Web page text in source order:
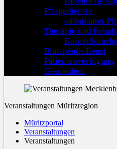
Pflegedienste
ambulanter
Therapie und
KörperSprache
Blutspendedienst
Patientenverfügung
Gesundheit
Veranstaltungen Müritzregion
Müritzportal
Veranstaltungen
Veranstaltungen